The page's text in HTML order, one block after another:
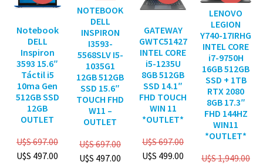
Notebook
DELL
Inspiron
3593 15.6″
Táctil i5
10ma Gen
512GB SSD
12GB
OUTLET
U$S697.00
U$S 497.00
NOTEBOOK
DELL
INSPIRON
I3593-
5568SLV I5-
1035G1
12GB 512GB
SSD 15.6″
TOUCH FHD
W11 –
OUTLET
U$S697.00
U$S 497.00
GATEWAY
GWTC51427
INTEL CORE
i5-1235U
8GB 512GB
SSD 14.1″
FHD TOUCH
WIN 11
*OUTLET*
U$S697.00
U$S 499.00
LENOVO
LEGION
Y740-17IRHG
INTEL CORE
i7-9750H
16GB 512GB
SSD + 1TB
RTX 2080
8GB 17.3″
FHD 144HZ
WIN11
*OUTLET*
U$S1,949.00